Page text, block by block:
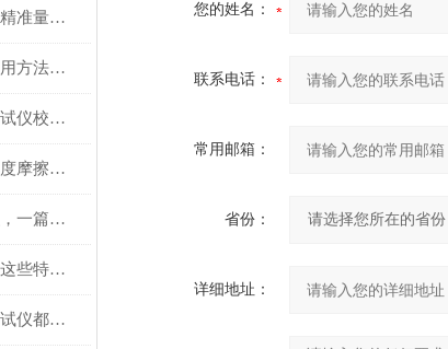
注射针针尖刺穿力测试仪精准量化针尖锋利度，构筑临床安全防线
导尿管耐弯曲性测试仪使用方法与操作规范
人工血管探头破裂强度测试仪校准规范：精准赋能医疗安全的技术基准
教你怎样正确的操作色牢度摩擦测试机
细菌过滤测试仪基础知识，一篇搞定
织物感应式静电测检仪的这些特点很少有人都知道
您想了解的手套耐切割测试仪都在这里了
您的姓名：
联系电话：
常用邮箱：
省份：
详细地址：